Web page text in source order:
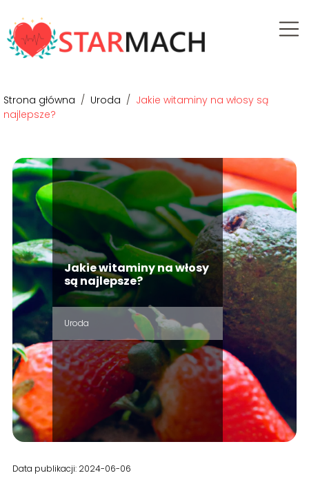
Strona główna / Uroda / Jakie witaminy na włosy są
najlepsze?
Jakie witaminy na włosy
są najlepsze?
Uroda
Data publikacji: 2024-06-06